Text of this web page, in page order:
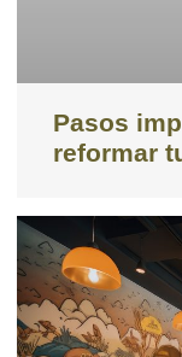
Pasos
reformar